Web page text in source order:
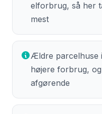
elforbrug, så her
mest
Ældre parcelhuse
højere forbrug,
afgørende